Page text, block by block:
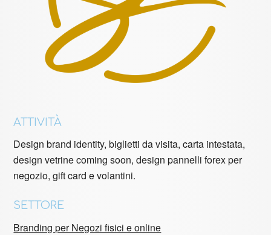
ATTIVITÀ
Design brand identity, biglietti da visita, carta intestata,
design vetrine coming soon, design pannelli forex per
negozio, gift card e volantini.
SETTORE
Branding per Negozi fisici e online